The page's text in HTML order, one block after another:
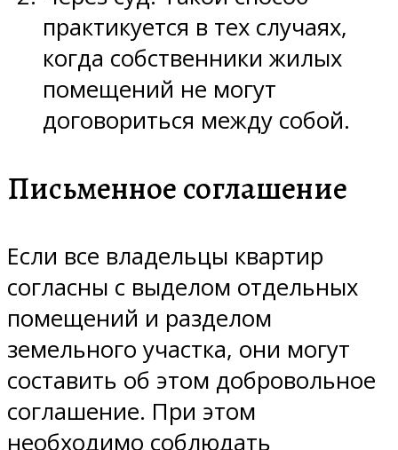
практикуется в тех случаях,
когда собственники жилых
помещений не могут
договориться между собой.
Письменное соглашение
Если все владельцы квартир
согласны с выделом отдельных
помещений и разделом
земельного участка, они могут
составить об этом добровольное
соглашение. При этом
необходимо соблюдать